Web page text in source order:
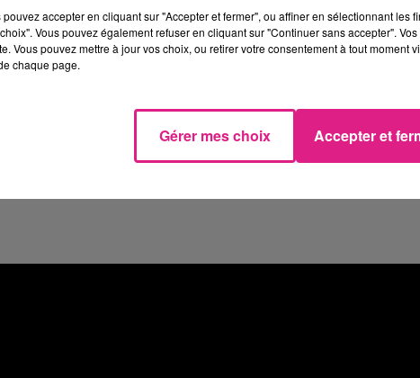
tabac est la première cause de mortalité
Nancy n’est pas la première ville
précédée
pouvez accepter en cliquant sur "Accepter et fermer", ou affiner en sélectionnant les
Vous pouvez également refuser en cliquant sur "Continuer sans accepter".
Vous pouvez mettre à jour vos choix, ou retirer votre consentement à tout moment
chaque page.
Gérer mes choix Accepter et